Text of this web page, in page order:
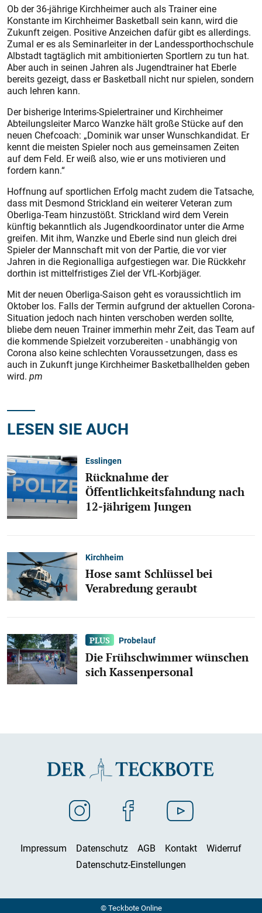
Ob der 36-jährige Kirchheimer auch als Trainer eine
Konstante im Kirchheimer Basketball sein kann, wird die
Zukunft zeigen. Positive Anzeichen dafür gibt es allerdings.
Zumal er es als Seminarleiter in der Landessporthochschule
Albstadt tagtäglich mit ambitionierten Sportlern zu tun hat.
Aber auch in seinen Jahren als Jugendtrainer hat Eberle
bereits gezeigt, dass er Basketball nicht nur spielen, sondern
auch lehren kann.
Der bisherige Interims-Spielertrainer und Kirchheimer
Abteilungsleiter Marco Wanzke hält große Stücke auf den
neuen Chefcoach: „Dominik war unser Wunschkandidat. Er
kennt die meisten Spieler noch aus gemeinsamen Zeiten
auf dem Feld. Er weiß also, wie er uns motivieren und
fordern kann.“
Hoffnung auf sportlichen Erfolg macht zudem die Tatsache,
dass mit Desmond Strickland ein weiterer Veteran zum
Oberliga-Team hinzustößt. Strickland wird dem Verein
künftig bekanntlich als Jugendkoordinator unter die Arme
greifen. Mit ihm, Wanzke und Eberle sind nun gleich drei
Spieler der Mannschaft mit von der Partie, die vor vier
Jahren in die Regionalliga aufgestiegen war. Die Rückkehr
dorthin ist mittelfristiges Ziel der VfL-Korbjäger.
Mit der neuen Oberliga-Saison geht es voraussichtlich im
Oktober los. Falls der Termin aufgrund der aktuellen Corona-
Situation jedoch nach hinten verschoben werden sollte,
bliebe dem neuen Trainer immerhin mehr Zeit, das Team auf
die kommende Spielzeit vorzubereiten - unabhängig von
Corona also keine schlechten Voraussetzungen, dass es
auch in Zukunft junge Kirchheimer Basketballhelden geben
wird. pm
LESEN SIE AUCH
Esslingen
Rücknahme der
Öffentlichkeitsfahndung nach
12-jährigem Jungen
Kirchheim
Hose samt Schlüssel bei
Verabredung geraubt
Probelauf
Die Frühschwimmer wünschen
sich Kassenpersonal
Impressum Datenschutz AGB Kontakt
Widerruf
Datenschutz-Einstellungen
© Teckbote Online